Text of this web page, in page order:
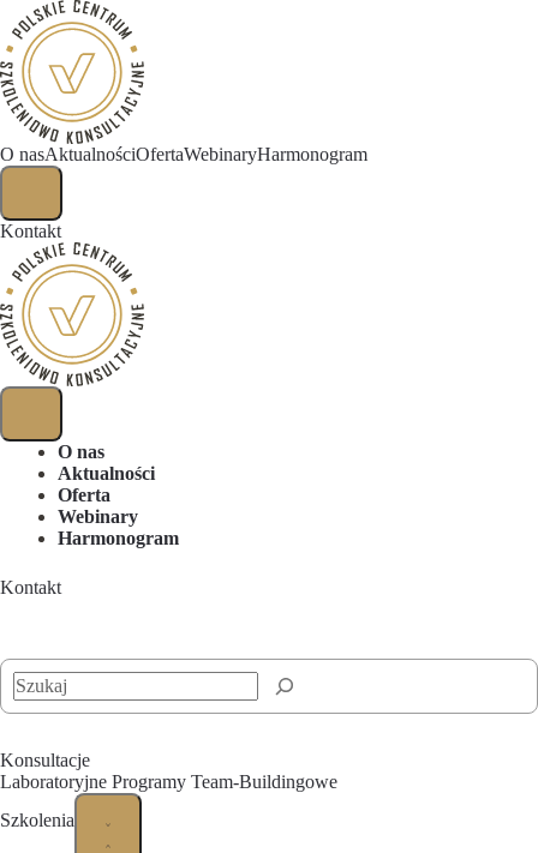
O nasAktualnościOfertaWebinaryHarmonogram
Kontakt
O nas
Aktualności
Oferta
Webinary
Harmonogram
Kontakt
Szukaj
Konsultacje
Laboratoryjne Programy Team-Buildingowe
Szkolenia